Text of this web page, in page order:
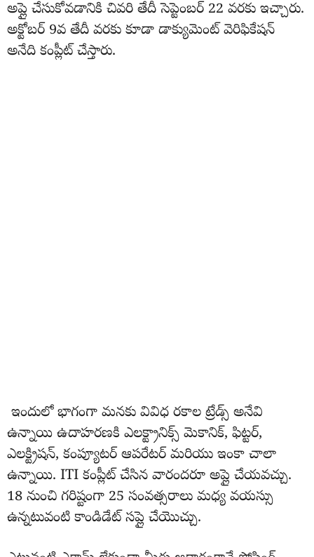
అప్లై చేసుకోవడానికి చివరి తేదీ సెప్టెంబర్ 22 వరకు ఇచ్చారు.
అక్టోబర్ 9వ తేదీ వరకు కూడా డాక్యుమెంట్ వెరిఫికేషన్
అనేది కంప్లీట్ చేస్తారు.
ఇందులో భాగంగా మనకు వివిధ రకాల ట్రేడ్స్ అనేవి
ఉన్నాయి ఉదాహరణకి ఎలక్ట్రానిక్స్ మెకానిక్, ఫిట్టర్,
ఎలక్ట్రిషన్, కంప్యూటర్ ఆపరేటర్ మరియు ఇంకా చాలా
ఉన్నాయి. ITI కంప్లీట్ చేసిన వారందరూ అప్లై చేయవచ్చు.
18 నుంచి గరిష్టంగా 25 సంవత్సరాలు మధ్య వయస్సు
ఉన్నటువంటి కాండిడేట్ సప్లై చేయొచ్చు.